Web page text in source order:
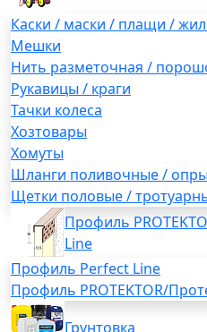
Каски / маски / плащи /
Мешки
Нить разметочная /
Рукавицы / краги
Тачки колеса
Хозтовары
Хомуты
Шланги поливочные /
Щетки половые /
Профиль
Line
Профиль Perfect Line
Профиль PROTEKTOR/
Грунтовка